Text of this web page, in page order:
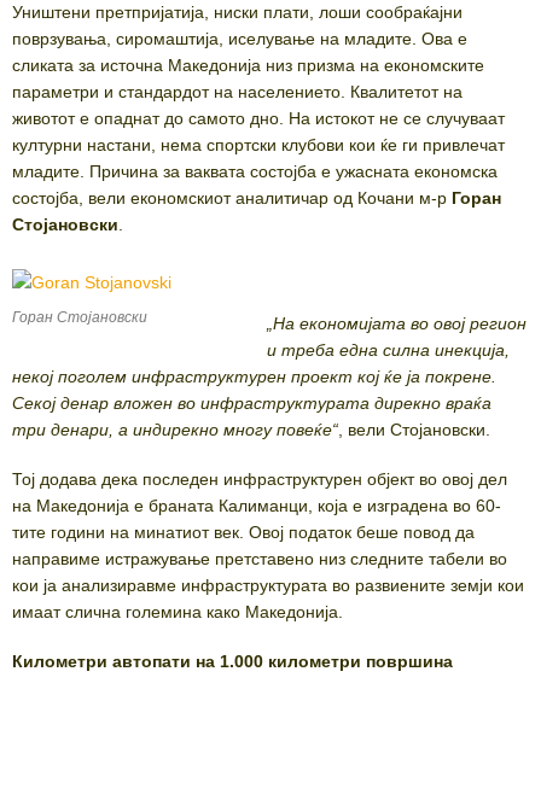
Уништени претпријатија, ниски плати, лоши сообраќајни
поврзувања, сиромаштија, иселување на младите. Ова е
сликата за источна Македонија низ призма на економските
параметри и стандардот на населението. Квалитетот на
животот е опаднат до самото дно. На истокот не се случуваат
културни настани, нема спортски клубови кои ќе ги привлечат
младите. Причина за ваквата состојба е ужасната економска
состојба, вели економскиот аналитичар од Кочани м-р Горан
Стојановски
Горан Стојановски
„На економијата во овој регион
и треба една силна инекција,
некој поголем инфраструктурен проект кој ќе ја покрене.
Секој денар вложен во инфраструктурата дирекно враќа
три денари, а индирекно многу повеќе“ , вели Стојановски.
Тој додава дека последен инфраструктурен објект во овој дел
на Македонија е браната Калиманци, која е изградена во 60-
тите години на минатиот век. Овој податок беше повод да
направиме истражување претставено низ следните табели во
кои ја анализиравме инфраструктурата во развиените земји кои
имаат слична големина како Македонија.
Километри автопати на 1.000 километри површина